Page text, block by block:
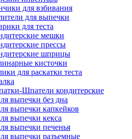
для взбивания
для выпечки
для теста
мешки
прессы
шприцы
кисточки
для раскатки теста
Шпатели кондитерские
выпечки без дна
выпечки капкейков
выпечки кекса
выпечки печенья
выпечки разъемные